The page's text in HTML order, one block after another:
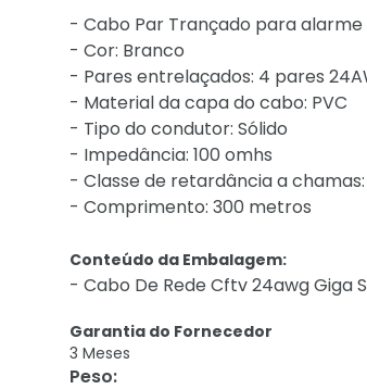
- Cabo Par Trançado para alarme
- Cor: Branco
- Pares entrelaçados: 4 pares
- Material da capa do cabo: PVC
- Tipo do condutor: Sólido
- Impedância: 100 omhs
- Classe de retardância a
- Comprimento: 300 metros
Conteúdo da Embalagem:
- Cabo De Rede Cftv 24awg Giga
Garantia do Fornecedor
3 Meses
Peso: